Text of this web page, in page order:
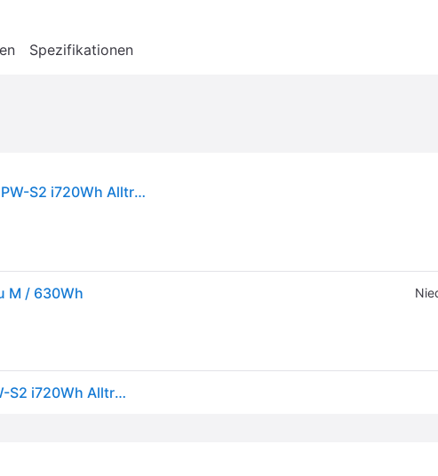
Spezifikationen
NEU Haibike Elektro-Fahrrad 27,5" Yamaha PW-S2 i720Wh Alltrack 5 10-Gang Gr. M 2024
M / 630Wh
NEU Haibike Elektro-Fahrrad 27,5" Yamaha PW-S2 i720Wh Alltrack 5 10-Gang Gr. M 2024